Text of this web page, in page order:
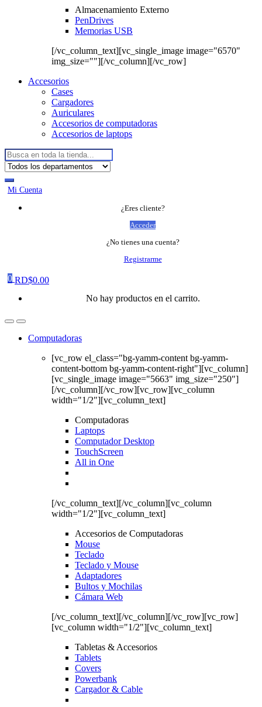
Almacenamiento Externo
PenDrives
Memorias USB
[/vc_column_text][vc_single_image image="6570"
img_size=""][/vc_column][/vc_row]
Accesorios
Cases
Cargadores
Auriculares
Accesorios de computadoras
Accesorios de laptops
Buscar:
Mi Cuenta
¿Eres cliente?
Acceder
¿No tienes una cuenta?
Registrarme
0 RD$0.00
No hay productos en el carrito.
Computadoras
[vc_row el_class="bg-yamm-content bg-yamm-
content-bottom bg-yamm-content-right"][vc_column]
[vc_single_image image="5663" img_size="250"]
[/vc_column][/vc_row][vc_row][vc_column
width="1/2"][vc_column_text]
Computadoras
Laptops
Computador Desktop
TouchScreen
All in One
[/vc_column_text][/vc_column][vc_column
width="1/2"][vc_column_text]
Accesorios de Computadoras
Mouse
Teclado
Teclado y Mouse
Adaptadores
Bultos y Mochilas
Cámara Web
[/vc_column_text][/vc_column][/vc_row][vc_row]
[vc_column width="1/2"][vc_column_text]
Tabletas & Accesorios
Tablets
Covers
Powerbank
Cargador & Cable